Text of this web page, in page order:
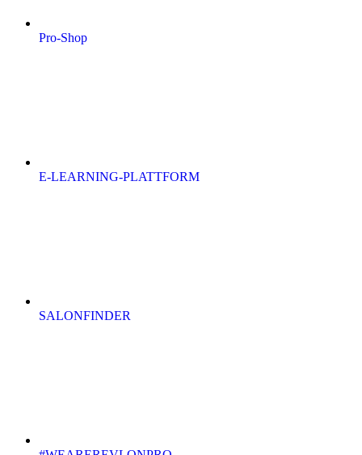
Pro-Shop
E-LEARNING-PLATTFORM
SALONFINDER